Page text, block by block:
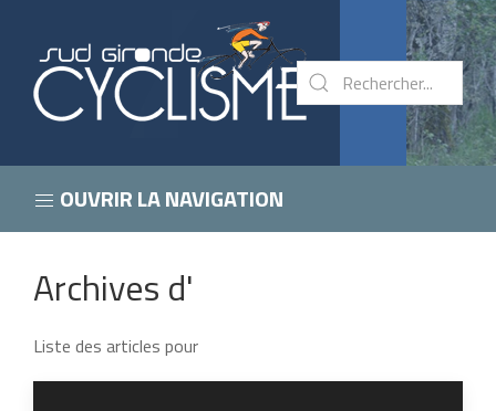
OUVRIR LA NAVIGATION
Archives d'
Liste des articles pour